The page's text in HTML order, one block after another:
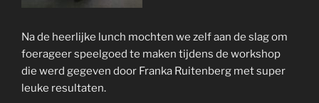
Na de heerlijke lunch mochten we zelf aan de slag om
foerageer speelgoed te maken tijdens de workshop
die werd gegeven door Franka Ruitenberg met super
leuke resultaten.